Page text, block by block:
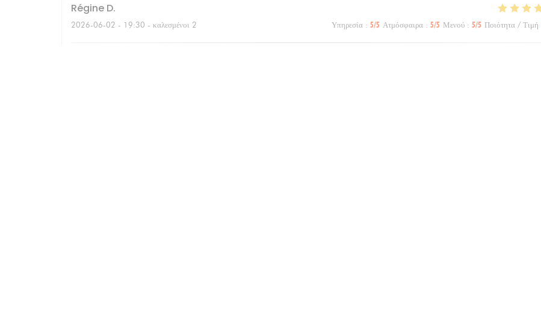
Régine D
2026-06-02 - 19:30 - καλεσμένοι 2 Υπηρεσία : 5/5 Ατμόσφαιρα : 5/5 Μενού : 5/5 Ποιότητα / Τιμή